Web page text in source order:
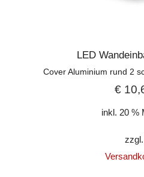
LED
Cover Aluminium rund 2
€
inkl. 20 %
zzgl.